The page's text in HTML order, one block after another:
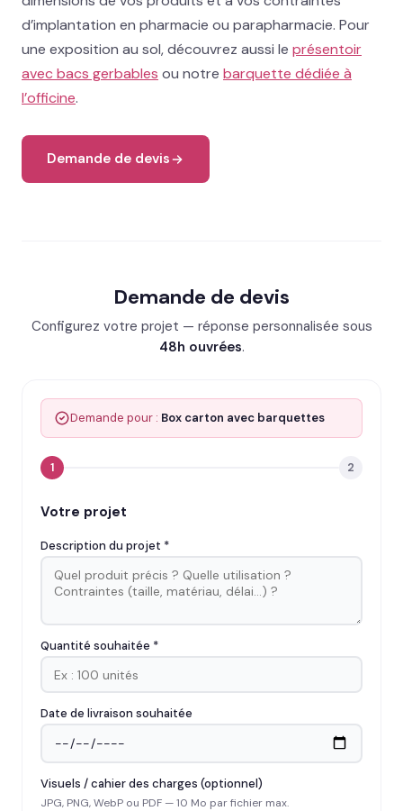
d’implantation en pharmacie ou parapharmacie. Pour
une exposition au sol, découvrez aussi le présentoir
avec bacs gerbables ou notre barquette dédiée à
l’officine.
Demande de devis
Demande de devis
Configurez votre projet — réponse personnalisée sous
48h ouvrées.
Demande pour : Box carton avec barquettes
1 2
Votre projet
Description du projet *
Quantité souhaitée *
Date de livraison souhaitée
Visuels / cahier des charges (optionnel)
JPG, PNG, WebP ou PDF — 10 Mo par fichier max.